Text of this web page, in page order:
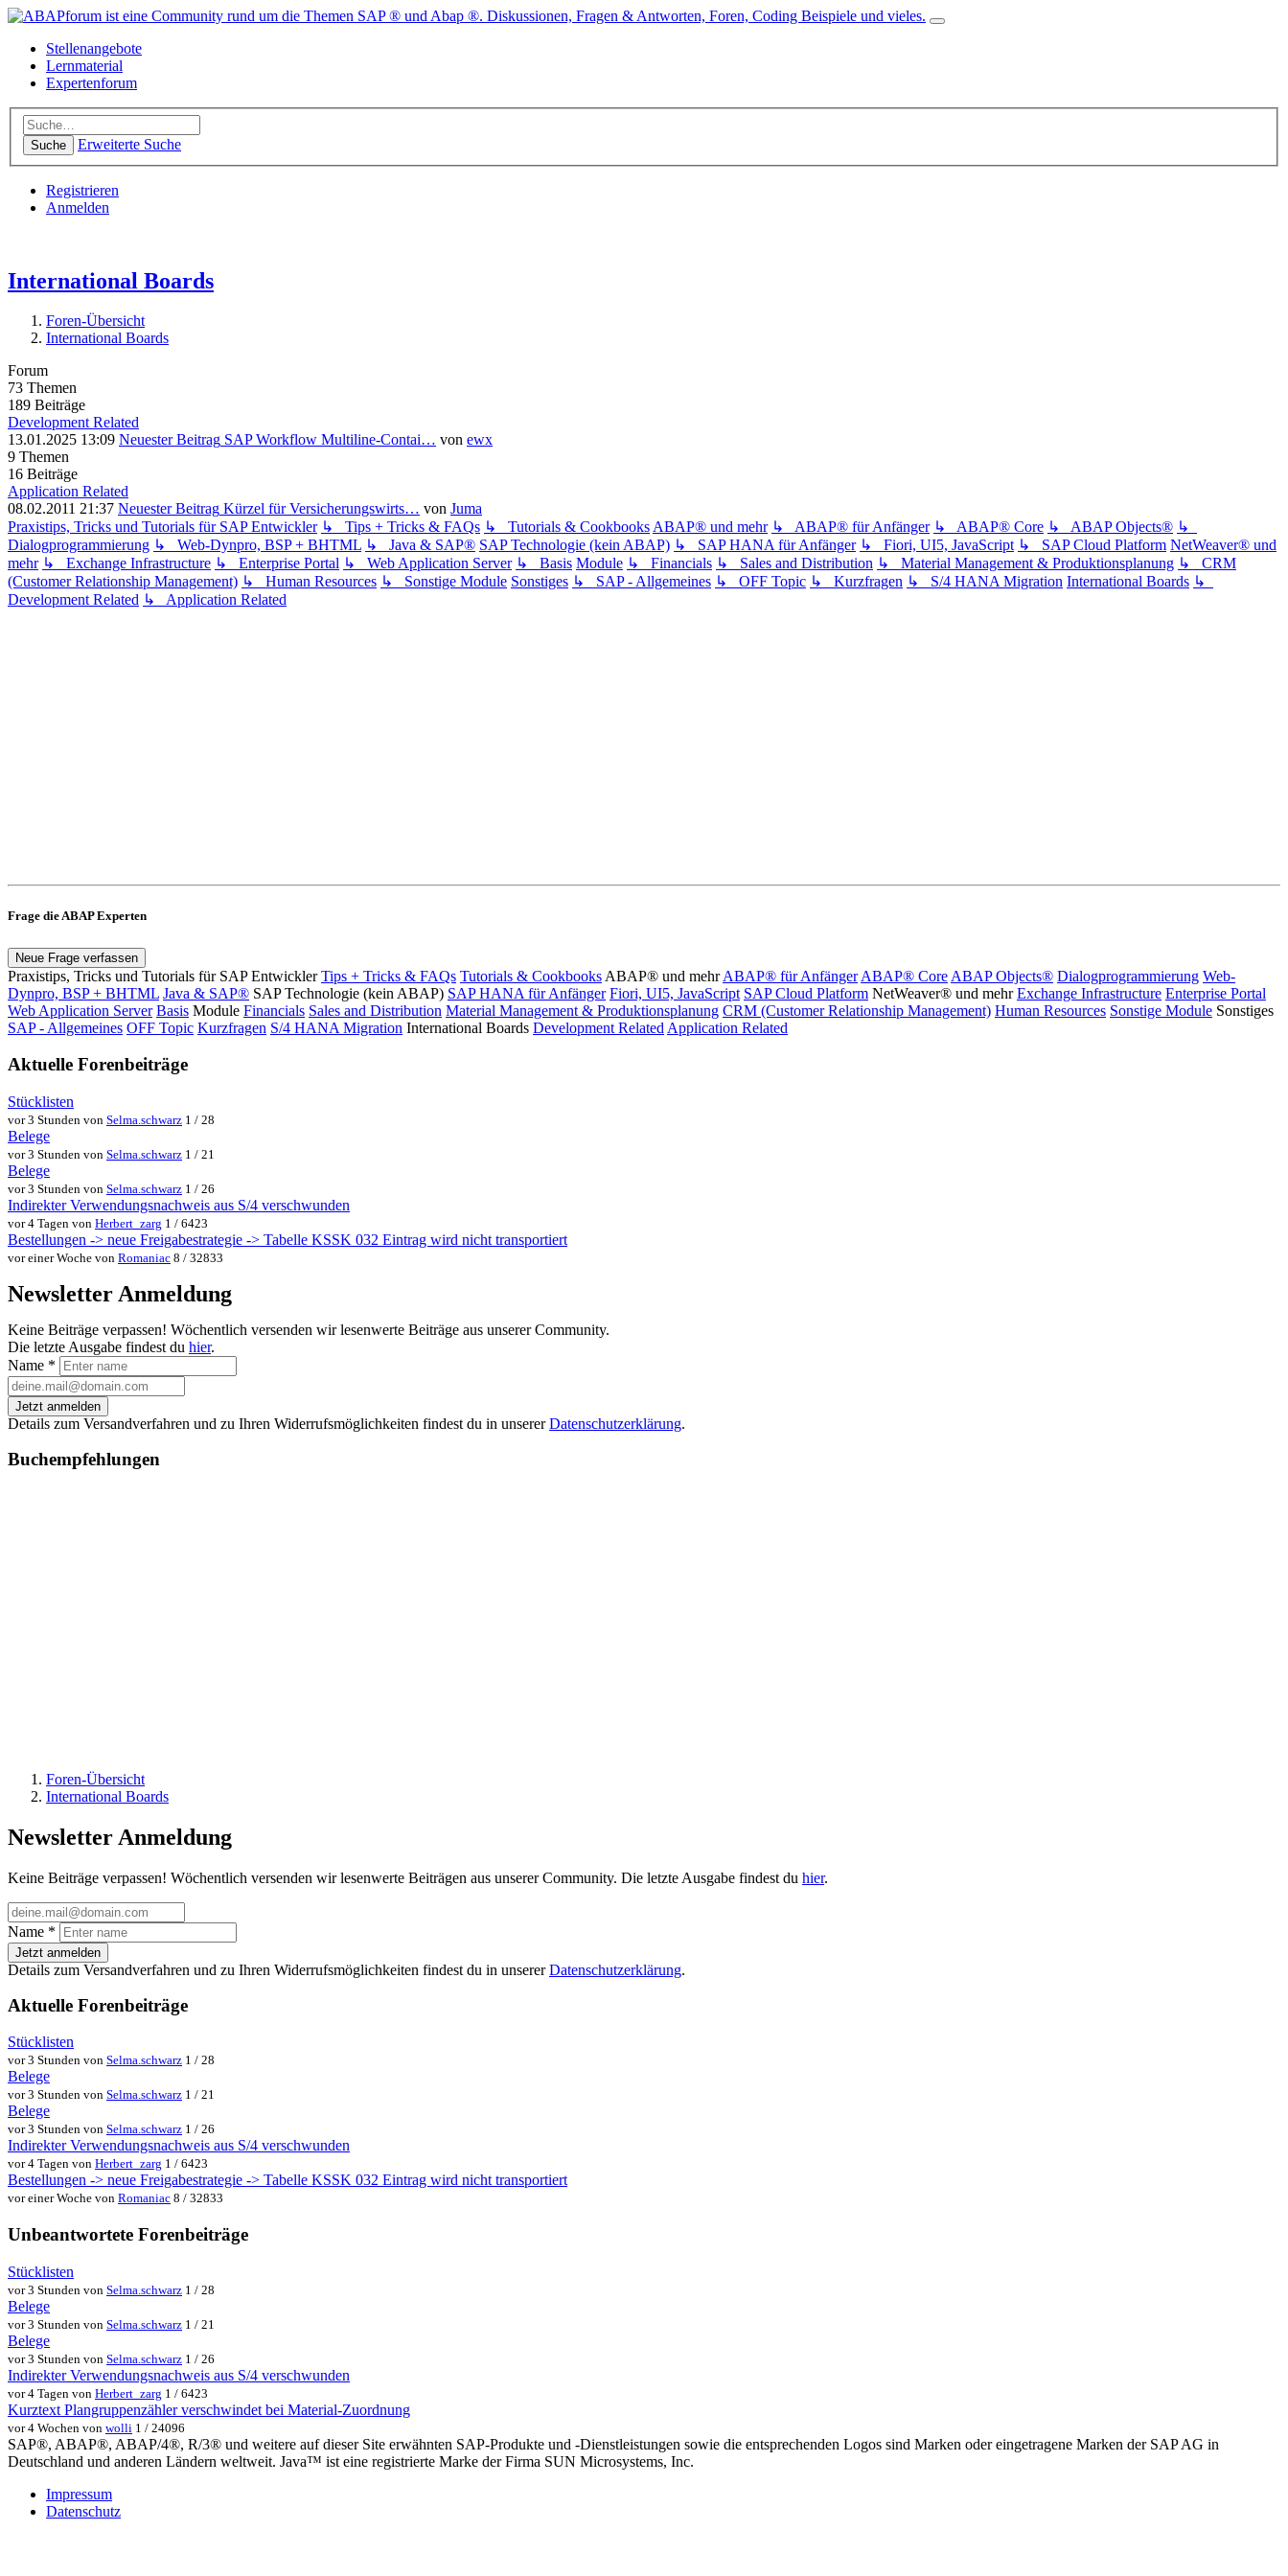
Stellenangebote
Lernmaterial
Expertenforum
Suche Erweiterte Suche
Registrieren
Anmelden
International Boards
Foren-Übersicht
International Boards
Forum
73 Themen
189 Beiträge
Development Related
13.01.2025 13:09 Neuester Beitrag SAP Workflow Multiline-Contai… von ewx
9 Themen
16 Beiträge
Application Related
08.02.2011 21:37 Neuester Beitrag Kürzel für Versicherungswirts… von Juma
Praxistips, Tricks und Tutorials für SAP Entwickler ↳ Tips + Tricks & FAQs ↳ Tutorials & CookbooksABAP® und mehr ↳ ABAP® für Anfänger ↳ ABAP® Core ↳ ABAP Objects® ↳
Dialogprogrammierung ↳ Web-Dynpro, BSP + BHTML ↳ Java & SAP® SAP Technologie (kein ABAP) ↳ SAP HANA für Anfänger ↳ Fiori, UI5, JavaScript ↳ SAP Cloud Platform NetWeaver® und
mehr ↳ Exchange Infrastructure ↳ Enterprise Portal ↳ Web Application Server ↳ Basis Module ↳ Financials ↳ Sales and Distribution ↳ Material Management & Produktionsplanung ↳ CRM
(Customer Relationship Management) ↳ Human Resources ↳ Sonstige Module Sonstiges ↳ SAP - Allgemeines ↳ OFF Topic ↳ Kurzfragen ↳ S/4 HANA Migration International Boards ↳
Development Related ↳ Application Related
Frage die ABAP Experten
Neue Frage verfassen
Praxistips, Tricks und Tutorials für SAP Entwickler Tips + Tricks & FAQs Tutorials & Cookbooks ABAP® und mehr ABAP® für Anfänger ABAP® Core ABAP Objects® Dialogprogrammierung Web-
Dynpro, BSP + BHTML Java & SAP® SAP Technologie (kein ABAP) SAP HANA für Anfänger Fiori, UI5, JavaScript SAP Cloud Platform NetWeaver® und mehr Exchange Infrastructure Enterprise Portal
Web Application Server Basis Module Financials Sales and Distribution Material Management & Produktionsplanung CRM (Customer Relationship Management) Human Resources Sonstige Module Sonstiges
SAP - Allgemeines OFF Topic Kurzfragen S/4 HANA Migration International Boards Development Related Application Related
Aktuelle Forenbeiträge
Stücklisten
vor 3 Stunden von Selma.schwarz 1 / 28
Belege
vor 3 Stunden von Selma.schwarz 1 / 21
Belege
vor 3 Stunden von Selma.schwarz 1 / 26
Indirekter Verwendungsnachweis aus S/4 verschwunden
vor 4 Tagen von Herbert_zarg 1 / 6423
Bestellungen -> neue Freigabestrategie -> Tabelle KSSK 032 Eintrag wird nicht transportiert
vor einer Woche von Romaniac 8 / 32833
Newsletter Anmeldung
Keine Beiträge verpassen! Wöchentlich versenden wir lesenwerte Beiträge aus unserer Community.
Die letzte Ausgabe findest du hier.
Name *
Jetzt anmelden
Details zum Versandverfahren und zu Ihren Widerrufsmöglichkeiten findest du in unsererDatenschutzerklärung.
Buchempfehlungen
Foren-Übersicht
International Boards
Newsletter Anmeldung
Keine Beiträge verpassen! Wöchentlich versenden wir lesenwerte Beiträgen aus unserer Community. Die letzte Ausgabe findest du hier.
Name *
Jetzt anmelden
Details zum Versandverfahren und zu Ihren Widerrufsmöglichkeiten findest du in unsererDatenschutzerklärung.
Aktuelle Forenbeiträge
Stücklisten
vor 3 Stunden von Selma.schwarz 1 / 28
Belege
vor 3 Stunden von Selma.schwarz 1 / 21
Belege
vor 3 Stunden von Selma.schwarz 1 / 26
Indirekter Verwendungsnachweis aus S/4 verschwunden
vor 4 Tagen von Herbert_zarg 1 / 6423
Bestellungen -> neue Freigabestrategie -> Tabelle KSSK 032 Eintrag wird nicht transportiert
vor einer Woche von Romaniac 8 / 32833
Unbeantwortete Forenbeiträge
Stücklisten
vor 3 Stunden von Selma.schwarz 1 / 28
Belege
vor 3 Stunden von Selma.schwarz 1 / 21
Belege
vor 3 Stunden von Selma.schwarz 1 / 26
Indirekter Verwendungsnachweis aus S/4 verschwunden
vor 4 Tagen von Herbert_zarg 1 / 6423
Kurztext Plangruppenzähler verschwindet bei Material-Zuordnung
vor 4 Wochen von wolli 1 / 24096
SAP®, ABAP®, ABAP/4®, R/3® und weitere auf dieser Site erwähnten SAP-Produkte und -Dienstleistungen sowie die entsprechenden Logos sind Marken oder eingetragene Marken der SAP AG in
Deutschland und anderen Ländern weltweit. Java™ ist eine registrierte Marke der Firma SUN Microsystems, Inc.
Impressum
Datenschutz